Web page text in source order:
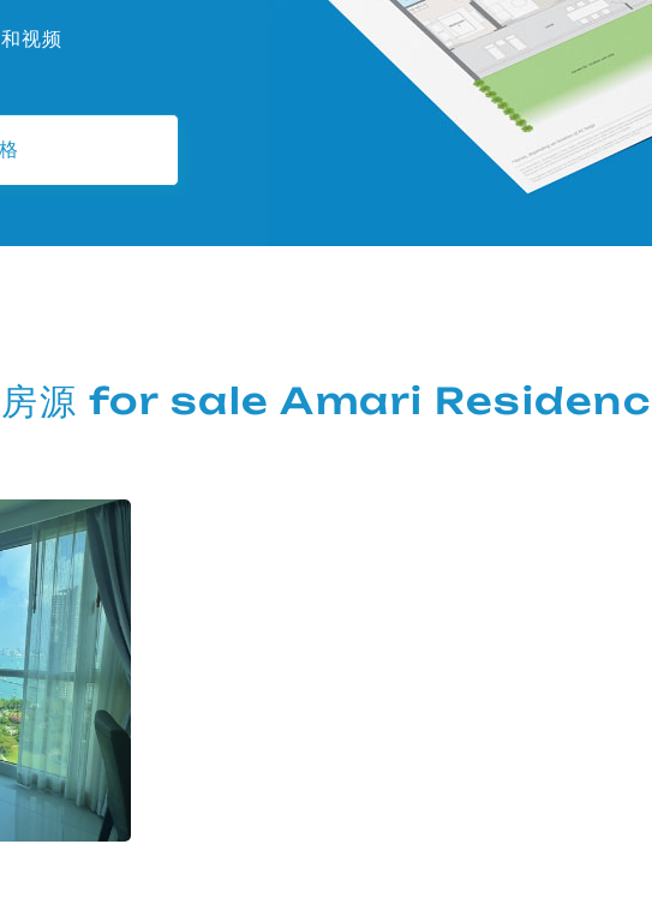
视频
房源 for sale Amari